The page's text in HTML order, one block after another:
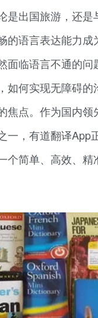
是出国旅游，还是
的语言表达能力成
面临语言不通的问
如何实现无障碍的
焦点。作为国内领
一，有道翻译App
个简单、高效、精